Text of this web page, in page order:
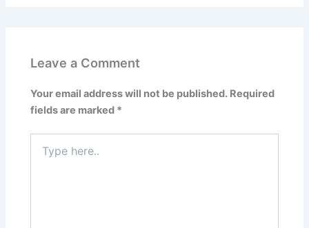
Leave a Comment
Your email address will not be published. Required
fields are marked *
here..